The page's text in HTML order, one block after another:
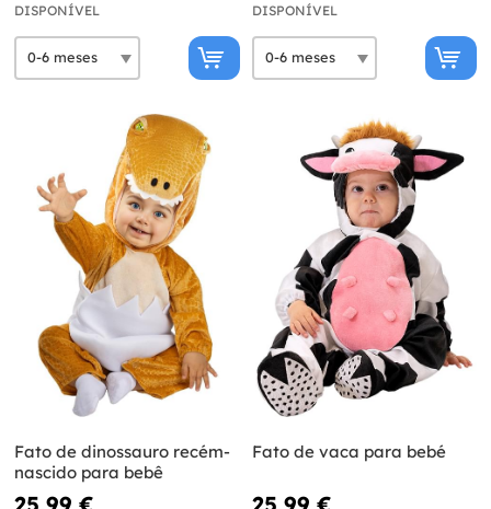
DISPONÍVEL DISPONÍVEL
Fato de dinossauro recém-
nascido para bebê
Fato de vaca para bebé